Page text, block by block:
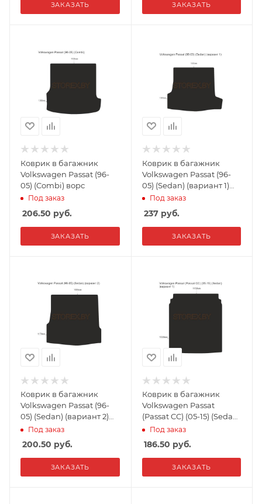
ЗАКАЗАТЬ ЗАКАЗАТЬ
Коврик в багажник
Volkswagen Passat (96-
05) (Combi) ворс
Под заказ
206.50 руб.
ЗАКАЗАТЬ
Коврик в багажник
Volkswagen Passat (96-
05) (Sedan) (вариант 1)
ворсПод заказ
237руб.
ЗАКАЗАТЬ
Коврик в багажник
Volkswagen Passat (96-
05) (Sedan) (вариант 2)
ворсПод заказ
200.50 руб.
ЗАКАЗАТЬ
Коврик в багажник
Volkswagen Passat
(Passat CC) (05-15) (Sedan)
(вариант 1) ворс
Под заказ
186.50 руб.
ЗАКАЗАТЬ